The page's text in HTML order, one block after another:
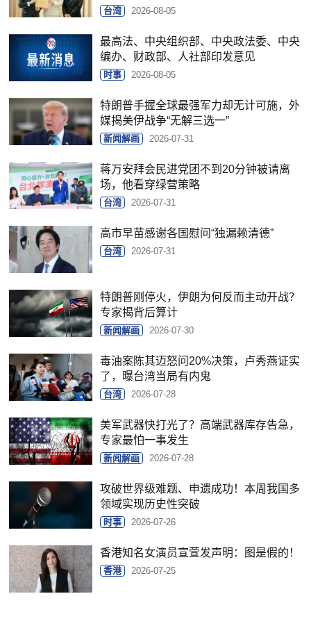
台湾 2026-08-05
最高法、中央组织部、中央政法委、中央
编办、财政部、人社部印发意见
时事 2026-08-05
特朗普手握全球最强军力却无计可施，外
媒揭美伊战争“无解三选一”
新闻解画 2026-07-31
蒋万安拜会民进党团不到20分钟被请离
场，他看穿绿营策略
台湾 2026-07-31
高市早苗感谢各国慰问“独漏赖清德”
台湾 2026-07-31
特朗普刚停火，伊朗为何反而主动开战？
专家揭背后算计
新闻解画 2026-07-30
毒油案陈其迈怒问20%决策，卢秀燕证实
了，曝台湾当局有内鬼
台湾 2026-07-28
美军武器快打光了？高端武器库存告急，
专家最怕一事发生
新闻解画 2026-07-28
攻破世界级难题、申遗成功！本周我国多
领域实现历史性突破
时事 2026-07-26
香港知名女演员宣萱发声明：图是假的！
香港 2026-07-25